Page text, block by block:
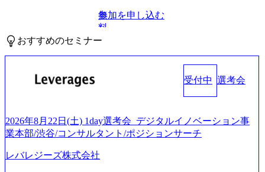
無
料
参加を申し込む
おすすめのセミナー
受付中 選考会
2026年8月22日(土) 1day選考会_デジタルイノベーション事
業本部/渋谷/コンサルタント/ポジションサーチ
レバレジーズ株式会社